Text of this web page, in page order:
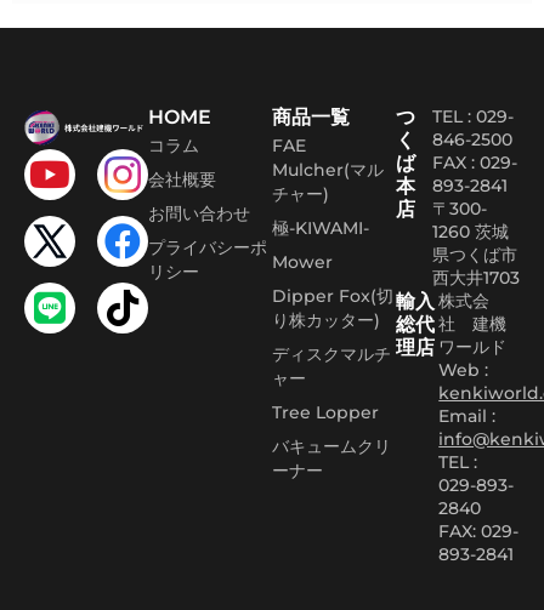
HOME
コラム
会社概要
お問い合わせ
プライバシーポ
リシー
商品一覧
FAE
Mulcher(マル
チャー)
極-KIWAMI-
Mower
Dipper Fox(切
り株カッター)
ディスクマルチ
ャー
Tree Lopper
バキュームクリ
ーナー
つ
く
ば
本
店
TEL : 029-
846-2500
FAX : 029-
893-2841
〒300-
1260 茨城
県つくば市
西大井1703
輸入
総代
理店
株式会
社 建機
ワールド
Web :
Email :
TEL :
029-893-
2840
FAX: 029-
893-2841